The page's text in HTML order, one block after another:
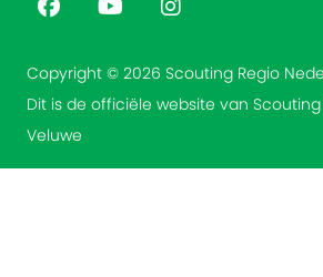
Copyright © 2026 Scouting Regio
Dit is de officiële website van
Veluwe